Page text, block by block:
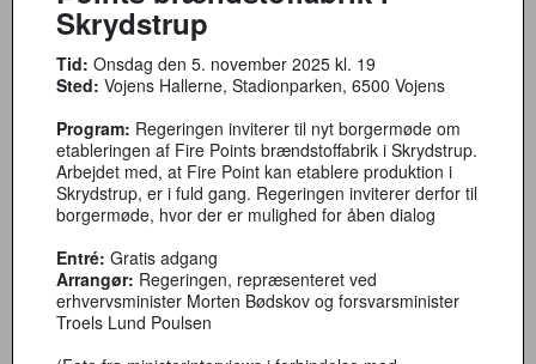
Skrydstrup
Tid: Onsdag den 5. november 2025 kl. 19
Sted: Vojens Hallerne, Stadionparken, 6500 Vojens
Program: Regeringen inviterer til nyt borgermøde om
etableringen af Fire Points brændstoffabrik i Skrydstrup.
Arbejdet med, at Fire Point kan etablere produktion i
Skrydstrup, er i fuld gang. Regeringen inviterer derfor til
borgermøde, hvor der er mulighed for åben dialog
Entré: Gratis adgang
Arrangør: Regeringen, repræsenteret ved
erhvervsminister Morten Bødskov og forsvarsminister
Troels Lund Poulsen